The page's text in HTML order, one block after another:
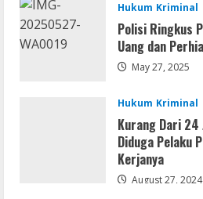
Umum
Profil AKBP
Brimob Papua
Kanan
August 5, 2026
Umum
Profil AKBP
Brimob Papua
Hukum Kriminal
Polisi Ringkus
Uang dan
May 27, 2025
Hukum Kriminal
Kurang Dari 24
Diduga Pelaku
Kerjanya
August 27, 2024